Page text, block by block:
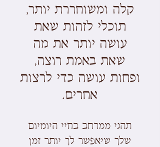
קלה ומשוחררת יותר,
תוכלי לזהות שאת
עושה יותר את מה
שאת באמת רוצה,
ופחות עושה כדי לרצות
אחרים.
תהני ממרחב בחיי היומיום
שלך שיאפשר לך יותר זמן